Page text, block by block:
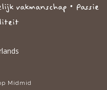
vakmanschap • Passie
Midmid